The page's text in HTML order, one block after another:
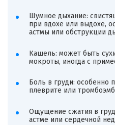
Шумное дыхание:
при вдохе или выдохе,
астмы или обструкции
Кашель: может быть
мокроты, иногда с
Боль в груди: особенно
плеврите или
Ощущение сжатия в
астме или сердечной